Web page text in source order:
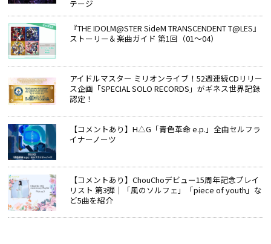
テージ
『THE IDOLM@STER SideM TRANSCENDENT T@LES』
ストーリー＆楽曲ガイド 第1回（01～04）
アイドルマスター ミリオンライブ！52週連続CDリリー
ス企画「SPECIAL SOLO RECORDS」がギネス世界記録
認定！
【コメントあり】H△G「青色革命 e.p.」全曲セルフラ
イナーノーツ
【コメントあり】ChouChoデビュー15周年記念プレイ
リスト 第3弾｜「風のソルフェ」「piece of youth」な
ど5曲を紹介